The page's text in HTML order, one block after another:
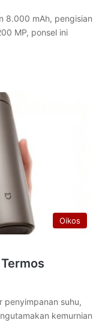
8.000 mAh, pengisian
MP, ponsel ini
Oikos
suhu,
kemurnian